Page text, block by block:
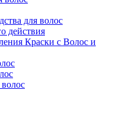
для волос
действия
Краски с Волос и